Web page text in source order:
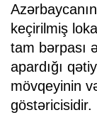
keçirilmiş
tam bərpası
apardığı
mövqeyinin